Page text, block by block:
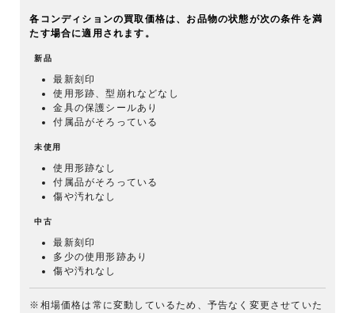
各コンディションの買取価格は、お品物の状態が次の条件を満
たす場合に適用されます。
新品
最新刻印
使用形跡、型崩れなどなし
金具の保護シールあり
付属品がそろっている
未使用
使用形跡なし
付属品がそろっている
傷や汚れなし
中古
最新刻印
多少の使用形跡あり
傷や汚れなし
※相場価格は常に変動しているため、予告なく変更させていた